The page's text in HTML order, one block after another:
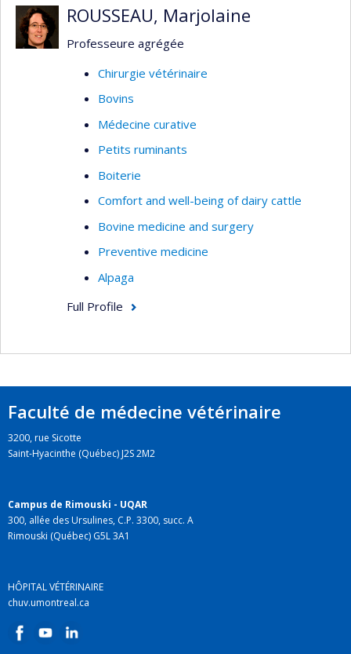
ROUSSEAU, Marjolaine
Professeure agrégée
Chirurgie vétérinaire
Bovins
Médecine curative
Petits ruminants
Boiterie
Comfort and well-being of dairy cattle
Bovine medicine and surgery
Preventive medicine
Alpaga
Full Profile
Faculté de médecine vétérinaire
3200, rue Sicotte
Saint-Hyacinthe (Québec) J2S 2M2
Campus de Rimouski - UQAR
300, allée des Ursulines, C.P. 3300, succ. A
Rimouski (Québec) G5L 3A1
HÔPITAL VÉTÉRINAIRE
chuv.umontreal.ca